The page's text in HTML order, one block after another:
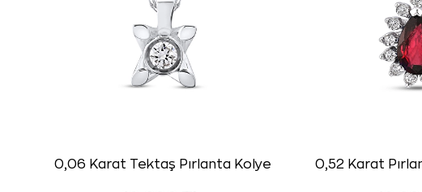
0,06 Karat Tektaş Pırlanta Kolye 0,52 Karat